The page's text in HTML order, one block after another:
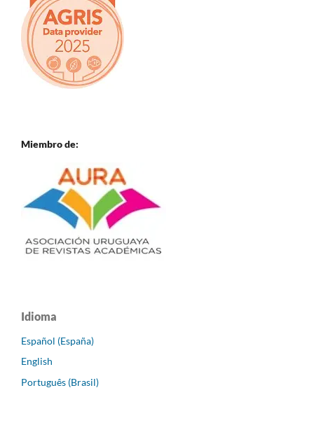
Miembro de:
Idioma
Español (España)
English
Português (Brasil)